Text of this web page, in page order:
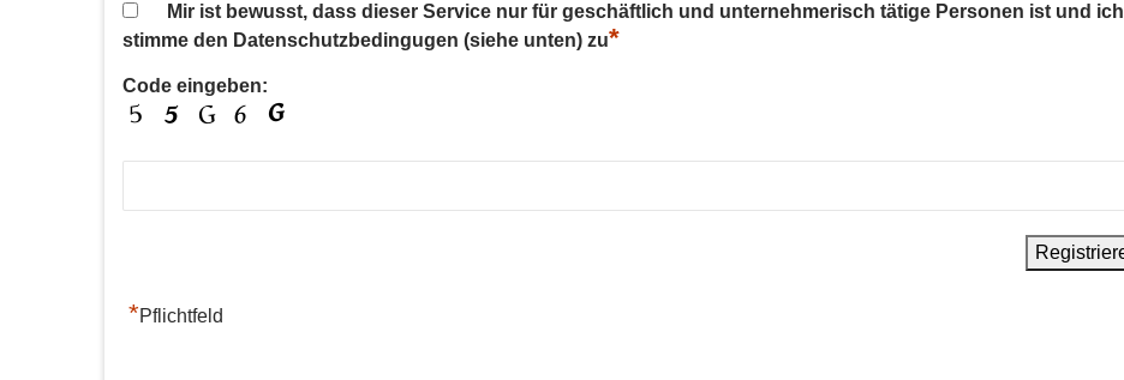
Mir ist bewusst, dass dieser Service nur für geschäftlich und unternehmerisch tätige Personen ist und ich
stimme den Datenschutzbedingugen (siehe unten) zu*
Code eingeben:
*Pflichtfeld